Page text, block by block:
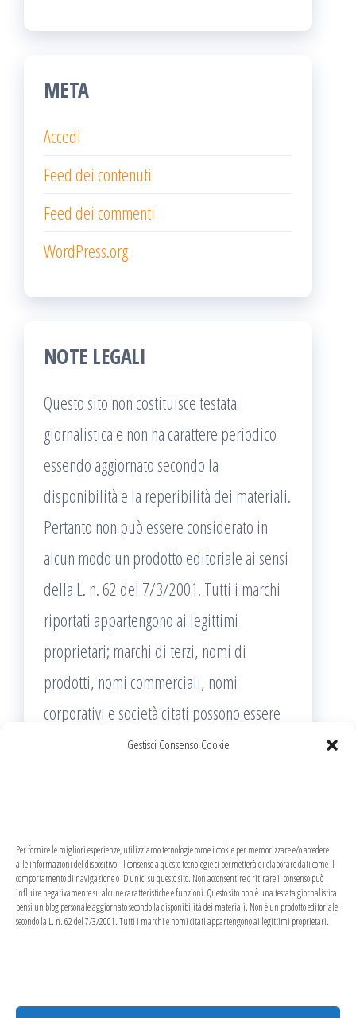
Gestisci Consenso Cookie
Per fornire le migliori esperienze, utilizziamo tecnologie come i cookie per memorizzare e/o accedere
alle informazioni del dispositivo. Il consenso a queste tecnologie ci permetterà di elaborare dati come il
comportamento di navigazione o ID unici su questo sito. Non acconsentire o ritirare il consenso può
influire negativamente su alcune caratteristiche e funzioni. Questo sito non è una testata giornalistica
bensì un blog personale aggiornato secondo la disponibilità dei materiali. Non è un prodotto editoriale
secondo la L. n. 62 del 7/3/2001. Tutti i marchi e nomi citati appartengono ai legittimi proprietari.
META
Accedi
Feed dei contenuti
Feed dei commenti
WordPress.org
NOTE LEGALI
Questo sito non costituisce testata
giornalistica e non ha carattere periodico
essendo aggiornato secondo la
disponibilità e la reperibilità dei materiali.
Pertanto non può essere considerato in
alcun modo un prodotto editoriale ai sensi
della L. n. 62 del 7/3/2001. Tutti i marchi
riportati appartengono ai legittimi
proprietari; marchi di terzi, nomi di
prodotti, nomi commerciali, nomi
corporativi e società citati possono essere
marchi di proprietà dei rispettivi titolari o
di violazione dei diritti di Copyright vigenti.
Questo sito utilizza solo cookie tecnici, in
totale rispetto della normativa europea.